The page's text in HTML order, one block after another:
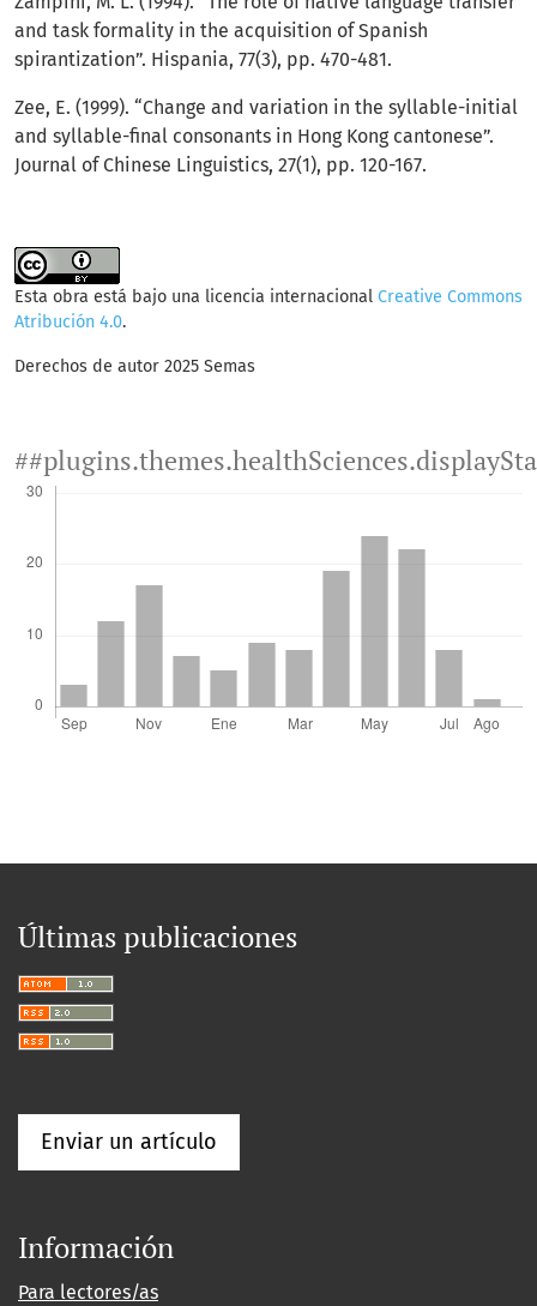
and task formality in the acquisition of Spanish
spirantization”. Hispania, 77(3), pp. 470-481.
Zee, E. (1999). “Change and variation in the syllable-initial
and syllable-final consonants in Hong Kong cantonese”.
Journal of Chinese Linguistics, 27(1), pp. 120-167.
Esta obra está bajo una licencia internacional Creative Commons
Atribución 4.0.
Derechos de autor 2025 Semas
Últimas publicaciones
Enviar un artículo
Información
Para lectores/as